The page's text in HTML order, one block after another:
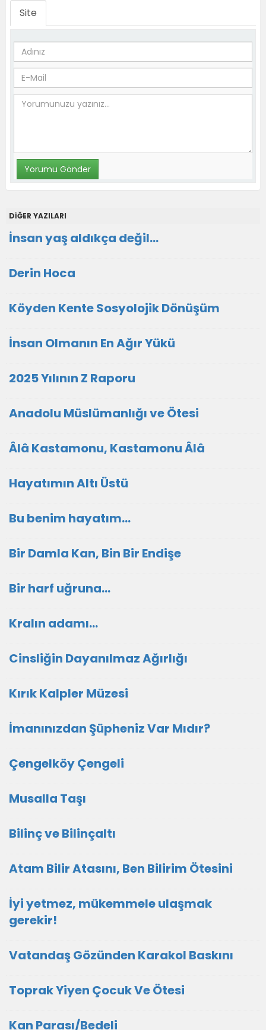
Site
DİĞER YAZILARI
İnsan yaş aldıkça değil...
Derin Hoca
Köyden Kente Sosyolojik Dönüşüm
İnsan Olmanın En Ağır Yükü
2025 Yılının Z Raporu
Anadolu Müslümanlığı ve Ötesi
Âlâ Kastamonu, Kastamonu Âlâ
Hayatımın Altı Üstü
Bu benim hayatım...
Bir Damla Kan, Bin Bir Endişe
Bir harf uğruna...
Kralın adamı...
Cinsliğin Dayanılmaz Ağırlığı
Kırık Kalpler Müzesi
İmanınızdan Şüpheniz Var Mıdır?
Çengelköy Çengeli
Musalla Taşı
Bilinç ve Bilinçaltı
Atam Bilir Atasını, Ben Bilirim Ötesini
İyi yetmez, mükemmele ulaşmak
gerekir!
Vatandaş Gözünden Karakol Baskını
Toprak Yiyen Çocuk Ve Ötesi
Kan Parası/Bedeli